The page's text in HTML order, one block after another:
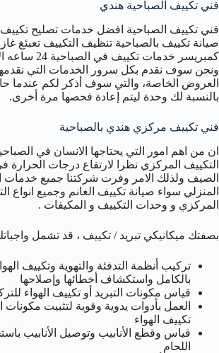
فني تكييف الصباحية هندي
فني تكييف الصباحية افضل خدمات تصليح تكييف
صيانة تكييف بالصباحية تنظيف التكييف تعبئغ
كمبريسر خدمات تكييف
ونحن سوف نقدم بكل سرور الخدمات التي
العروض الخاصة، والتي سوف أذكر لكم عندما
بالنسبة لك وحدة ليتم إعادة فحصها مرة أخرى.
فني تكييف مركزي هندي بالصباحية
ان من اهم امور التي يحتاجها الانسان في
التكييف المركزي نظرا لارتفاع درجات
الصيف ولذلك الامر وفرت شركتنا جميع خدمات
المنزلي سواء صيانة تكييف الغانم وجميع انواع
المركزي و وحدات التكييف و المكيفات .
بصفتك ميكانيكي تبريد / تكييف ، قد تشمل
تركيب أنظمة التدفئة والتهوية وتكييف
بالكامل واستكشاف أخطائها وإصلاحها
قياس مكونات التبريد أو تكييف الهواء
العمل بأدوات يدوية وقوية لتثبيت مكونات
تكييف الهواء
قياس وقطع الأنابيب وتوصيل الأنابيب
اللحام